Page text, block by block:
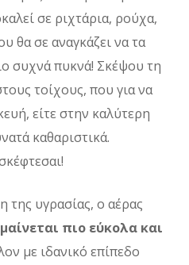
σε ριχτάρια, ρούχα,
θα σε αναγκάζει να τα
συχνά πυκνά! Σκέψου τη
τοίχους, που για να
είτε στην καλύτερη
καθαριστικά.
της υγρασίας, ο αέρας
πιο εύκολα και
με ιδανικό επίπεδο